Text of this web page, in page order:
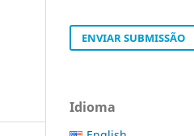
ENVIAR SUBMISSÃO
Idioma